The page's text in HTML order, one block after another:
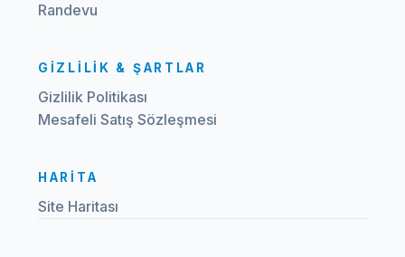
Randevu
GIZLILIK & ŞARTLAR
Gizlilik Politikası
Mesafeli Satış Sözleşmesi
HARITA
Site Haritası